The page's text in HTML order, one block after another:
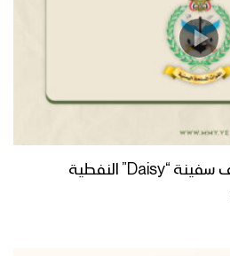
القوات المسلحة تستهدف سفينة “Daisy” النفطية